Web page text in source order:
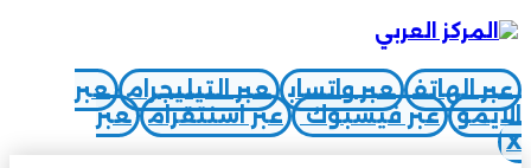
عبر الهاتف عبر واتساب عبر التيليجرام
عبر
الايمو
عبر فيسبوك عبر اسنتقرام
عبر
X